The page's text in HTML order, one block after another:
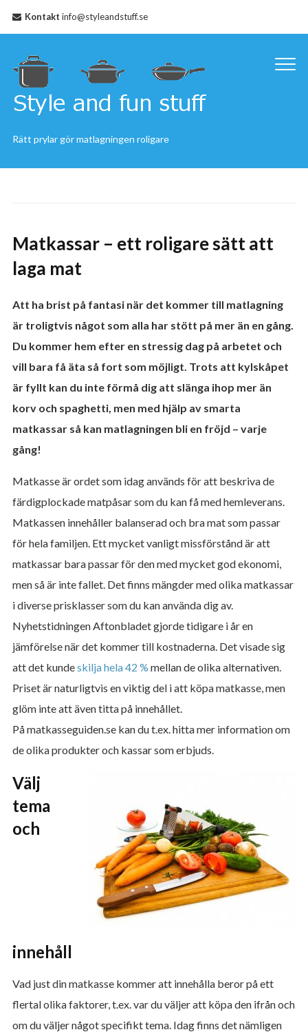
Kontakt info@styleandstuff.se
Rätt prylar gör matlagningen roligare
Matkassar – ett roligare sätt att
laga mat
Att ha brist på fantasi när det kommer till matlagning
är troligtvis något som alla har stött på mer än en gång.
Du kommer hem efter en stressig dag på arbetet och
vill bara få äta så fort som möjligt. Trots att kylskåpet
är fyllt kan du inte förmå dig att slänga ihop mer än
korv och spaghetti, men med hjälp av smarta
matkassar så kan matlagningen bli en fröjd – varje
gång!
Matkasse är ordet som idag används för att beskriva de
färdigplockade matpåsar som du kan få med hemleverans.
Matkassen innehåller balanserad och bra mat som passar
för hela familjen. Ett mycket vanligt missförstånd är att
matkassar bara passar för den med mycket god ekonomi,
men så är inte fallet. Det finns mängder med olika matkassar
i diverse prisklasser som du kan använda dig av.
Nyhetstidningen Aftonbladet gjorde tidigare i år en
jämförelse när det kommer till kostnaderna. Det visade sig
att det kundeskilja hela 42 % mellan de olika alternativen.
Priset är naturligtvis en viktig del i att köpa matkasse, men
glöm inte att även titta på innehållet.
På matkasseguiden.se kan du t.ex. hitta mer information om
de olika produkter och kassar som erbjuds.
Välj
tema
och
innehåll
Vad just din matkasse kommer att innehålla beror på ett
flertal olika faktorer, t.ex. var du väljer att köpa den ifrån och
om du väljer något specifikt tema. Idag finns det nämligen